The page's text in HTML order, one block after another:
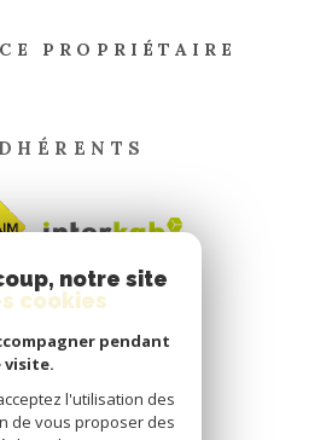
PROPRIÉTAIRE
notre site
cookies
pendant
l'utilisation des
de vous proposer des